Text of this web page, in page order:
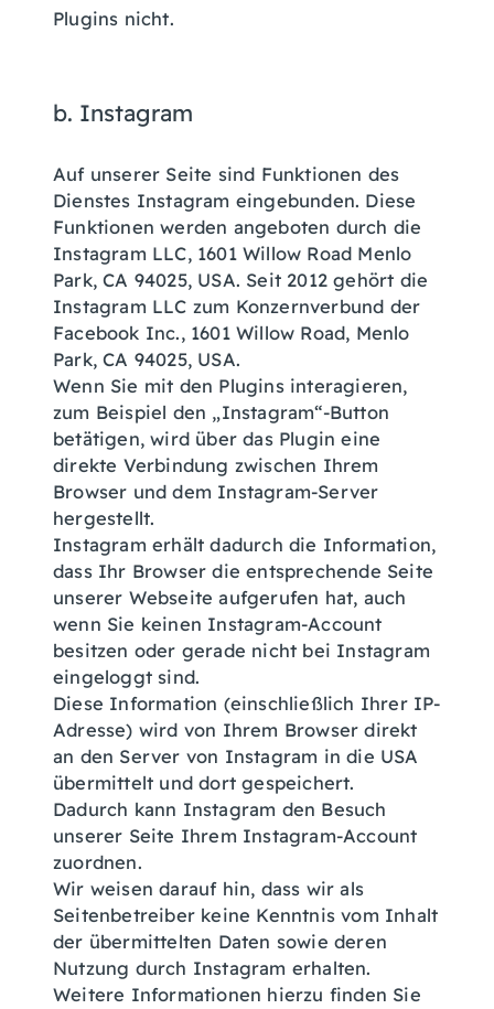
Plugins nicht.
b. Instagram
Auf unserer Seite sind Funktionen des
Dienstes Instagram eingebunden. Diese
Funktionen werden angeboten durch die
Instagram LLC, 1601 Willow Road Menlo
Park, CA 94025, USA. Seit 2012 gehört die
Instagram LLC zum Konzernverbund der
Facebook Inc., 1601 Willow Road, Menlo
Park, CA 94025, USA.
Wenn Sie mit den Plugins interagieren,
zum Beispiel den „Instagram“-Button
betätigen, wird über das Plugin eine
direkte Verbindung zwischen Ihrem
Browser und dem Instagram-Server
hergestellt.
Instagram erhält dadurch die Information,
dass Ihr Browser die entsprechende Seite
unserer Webseite aufgerufen hat, auch
wenn Sie keinen Instagram-Account
besitzen oder gerade nicht bei Instagram
eingeloggt sind.
Diese Information (einschließlich Ihrer IP-
Adresse) wird von Ihrem Browser direkt
an den Server von Instagram in die USA
übermittelt und dort gespeichert.
Dadurch kann Instagram den Besuch
unserer Seite Ihrem Instagram-Account
zuordnen.
Wir weisen darauf hin, dass wir als
Seitenbetreiber keine Kenntnis vom Inhalt
der übermittelten Daten sowie deren
Nutzung durch Instagram erhalten.
Weitere Informationen hierzu finden Sie